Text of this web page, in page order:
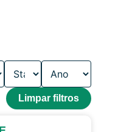
Limpar filtros